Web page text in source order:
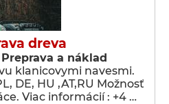
dreva
a náklad
klanicovymi navesmi.
DE, HU ,AT,RU Možnosť
Viac informácií : +4 …